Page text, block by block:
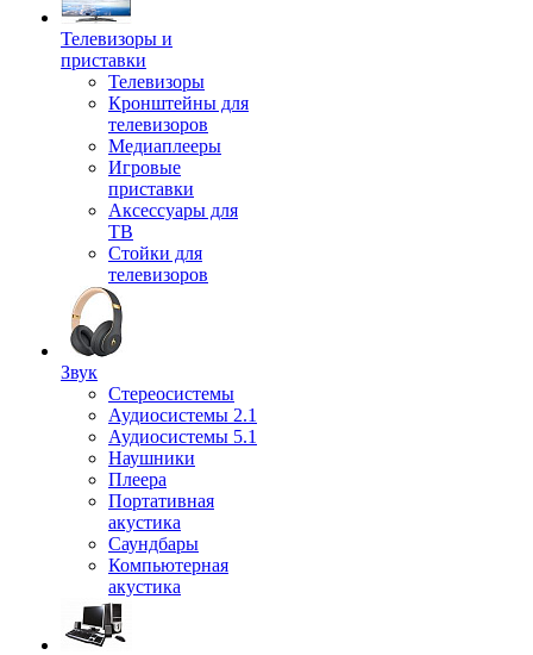
Телевизоры и
приставки
Телевизоры
Кронштейны для
телевизоров
Медиаплееры
Игровые
приставки
Аксессуары для
ТВ
Стойки для
телевизоров
Звук
Стереосистемы
Аудиосистемы 2.1
Аудиосистемы 5.1
Наушники
Плеера
Портативная
акустика
Саундбары
Компьютерная
акустика